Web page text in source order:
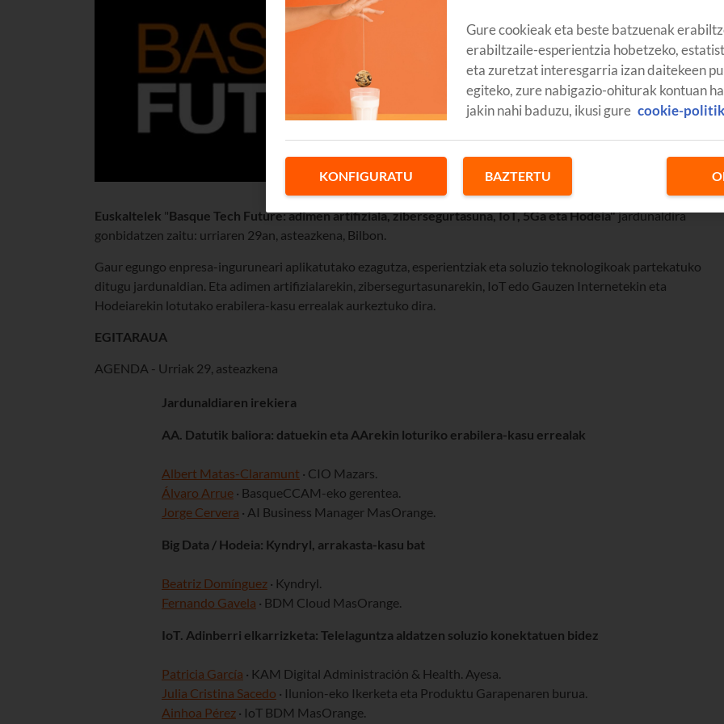
Euskaltelek "Basque Tech Future: adimen artifiziala, zibersegurtasuna, IoT, 5Ga eta Hodeia"jardunaldira
gonbidatzen zaitu: urriaren 29an, asteazkena, Bilbon.
Gaur egungo enpresa-inguruneari aplikatutako ezagutza, esperientziak eta soluzio teknologikoak partekatuko
ditugu jardunaldian. Eta adimen artifizialarekin, zibersegurtasunarekin, IoT edo Gauzen Internetekin eta
Hodeiarekin lotutako erabilera-kasu errealak aurkeztuko dira.
EGITARAUA
AGENDA - Urriak 29, asteazkena
Jardunaldiaren irekiera
AA. Datutik baliora: datuekin eta AArekin loturiko erabilera-kasu errealak
Albert Matas-Claramunt · CIO Mazars.
Álvaro Arrue · BasqueCCAM-eko gerentea.
Jorge Cervera · AI Business Manager MasOrange.
Big Data / Hodeia: Kyndryl, arrakasta-kasu bat
Beatriz Domínguez · Kyndryl.
Fernando Gavela · BDM Cloud MasOrange.
IoT. Adinberri elkarrizketa: Telelaguntza aldatzen soluzio konektatuen bidez
Patricia García · KAM Digital Administración & Health. Ayesa.
Julia Cristina Sacedo · Ilunion-eko Ikerketa eta Produktu Garapenaren burua.
Ainhoa Pérez · IoT BDM MasOrange.
Gure cookieak eta beste batzuenak
erabiltzaile-esperientzia hobetzeko,
eta zuretzat interesgarria izan daitekeen
egiteko, zure nabigazio-ohiturak kontuan
jakin nahi baduzu, ikusi gure cookie-
KONFIGURATU BAZTERTU